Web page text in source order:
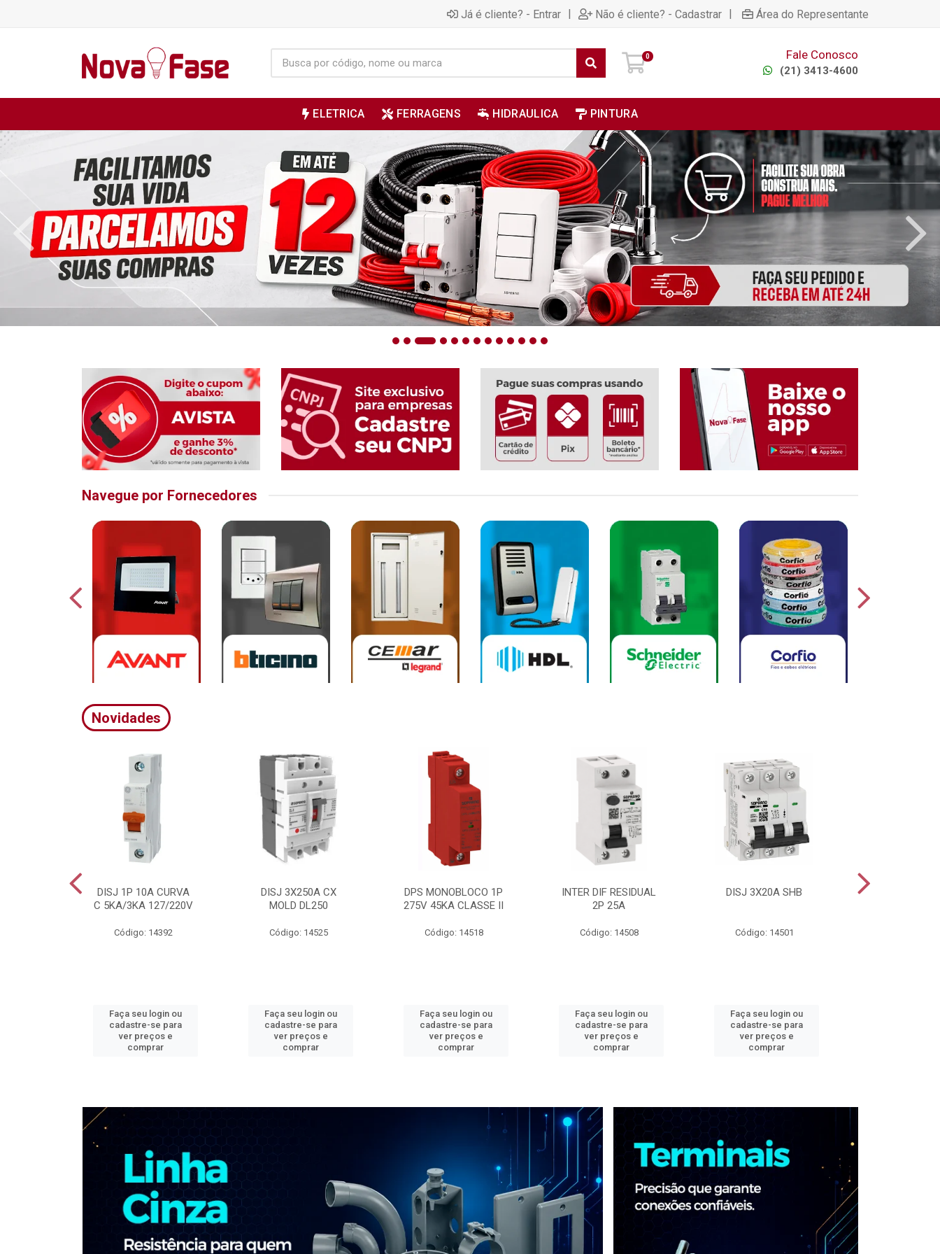
Já é cliente? - Entrar | Não é cliente? - Cadastrar | Área do Representante
0 Fale Conosco
(21) 3413-4600
ELETRICA FERRAGENS HIDRAULICA PINTURA
Navegue por Fornecedores
Novidades
DISJ 1P 10A CURVA
C 5KA/3KA 127/220V
Código: 14392
Faça seu login ou
cadastre-se para
ver preços e
comprar
DISJ 3X250A CX
MOLD DL250
Código: 14525
Faça seu login ou
cadastre-se para
ver preços e
comprar
DPS MONOBLOCO 1P
275V 45KA CLASSE II
Código: 14518
Faça seu login ou
cadastre-se para
ver preços e
comprar
INTER DIF RESIDUAL
2P 25A
Código: 14508
Faça seu login ou
cadastre-se para
ver preços e
comprar
DISJ 3X20A SHB
Código: 14501
Faça seu login ou
cadastre-se para
ver preços e
comprar